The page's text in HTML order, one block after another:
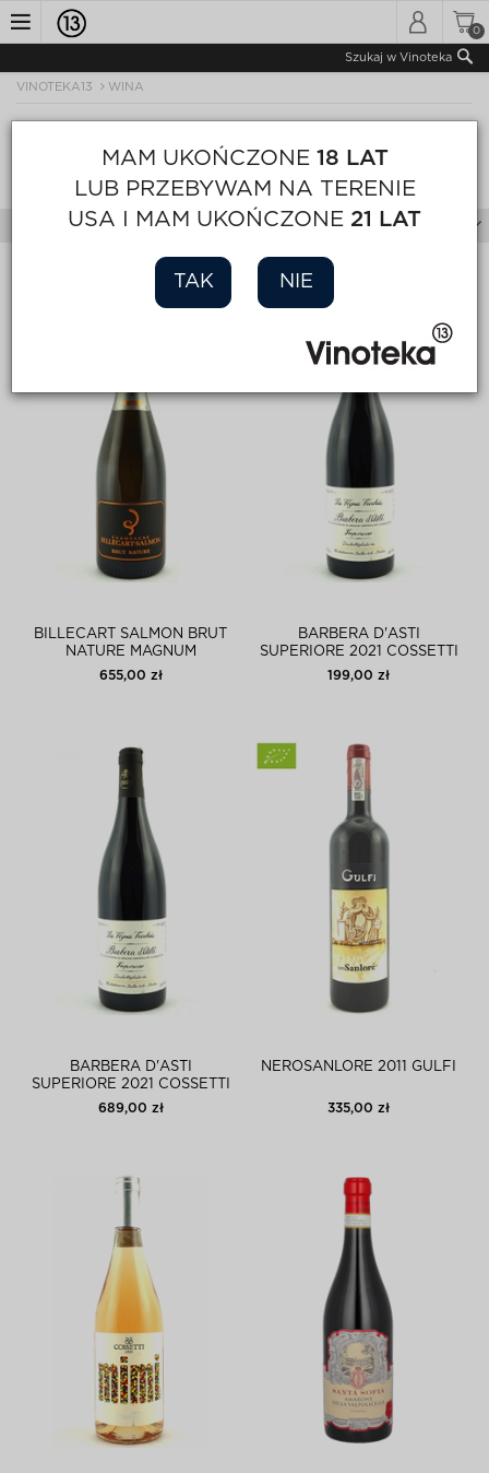
Toggle
0
Szukaj w Vinoteka
VINOTEKA13 WINA
WINA
Filtry
Sortuj Wyświetl Strona 1
BILLECART SALMON BRUT
NATURE MAGNUM
655,00 zł
BARBERA D'ASTI
SUPERIORE 2021 COSSETTI
MAGNUM
199,00 zł
BARBERA D'ASTI
SUPERIORE 2021 COSSETTI
3L
689,00 zł
NEROSANLORE 2011 GULFI
335,00 zł
MAM UKOŃCZONE 18 LAT
LUB PRZEBYWAM NA TERENIE
USA I MAM UKOŃCZONE 21 LAT
TAK NIE